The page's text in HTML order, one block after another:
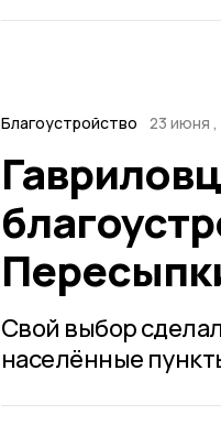
Благоустройство 23 июня
Свой выбор
населённые